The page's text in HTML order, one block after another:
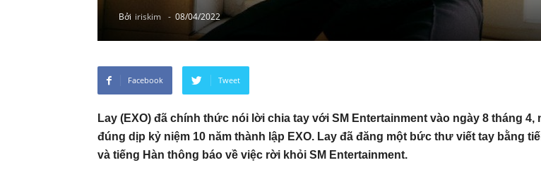
Bởi iriskim - 08/04/2022
Facebook Tweet
Lay (EXO) đã chính thức nói lời chia tay với SM Entertainment vào ngày 8 tháng 4,
đúng dịp kỷ niệm 10 năm thành lập EXO. Lay đã đăng một bức thư viết tay bằng
và tiếng Hàn thông báo về việc rời khỏi SM Entertainment.